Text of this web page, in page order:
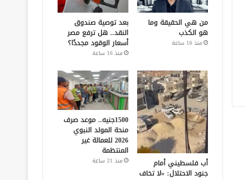
من هي الحقيقة وما
هو الكذب
منذ 16 ساعة
بعد توصية صندوق
النقد.. هل ترفع مصر
أسعار الوقود مجددًا؟
منذ 16 ساعة
أب فلسطيني أمام
جنود الاحتلال: «لا تخاف
1500جنيه.. موعد صرف
منحة المولد النبوي
2026 للعمالة غير
المنتظمة
منذ 21 ساعة